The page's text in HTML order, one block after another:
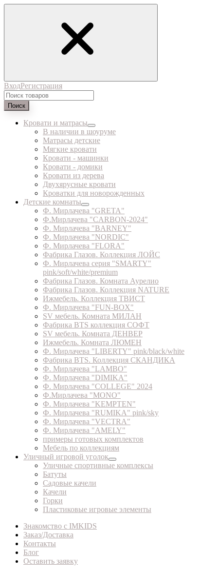
ВходРегистрация
Поиск
Кровати и матрасы
В наличии в шоуруме
Матрасы детские
Мягкие кровати
Кровати - машинки
Кровати - домики
Кровати из дерева
Двухярусные кровати
Кроватки для новорожденных
Детские комнаты
Ф. Мирлачева "GRETA"
Ф.Мирлачева "CARBON-2024"
Ф. Мирлачева "BARNEY"
Ф. Мирлачева "NORDIC"
Ф. Мирлачева "FLORA"
Фабрика Глазов. Коллекция ЛОЙС
Ф. Мирлачева серия "SMARTY"
pink/soft/white/premium
Фабрика Глазов. Комната Аурелио
Фабрика Глазов. Коллекция NATURE
Ижмебель. Коллекция ТВИСТ
Ф. Мирлачева "FUN-BOX"
SV мебель. Комната МИЛАН
Фабрика BTS коллекция СОФТ
SV мебель. Комната ДЕНВЕР
Ижмебель. Комната ЛЮМЕН
Ф. Мирлачева "LIBERTY" pink/black/white
Фабрика BTS. Коллекция СКАНДИКА
Ф. Мирлачева "LAMBO"
Ф. Мирлачева "DIMIKA"
Ф. Мирлачева "COLLEGE" 2024
Ф.Мирлачева "MONO"
Ф. Мирлачева "KEMPTEN"
Ф. Мирлачева "RUMIKA" pink/sky
Ф. Мирлачева "VECTRA"
Ф. Мирлачева "AMELY"
примеры готовых комплектов
Мебель по коллекциям
Уличный игровой уголок
Уличные спортивные комплексы
Батуты
Садовые качели
Качели
Горки
Пластиковые игровые элементы
Знакомство с IMKIDS
Заказ/Доставка
Контакты
Блог
Оставить заявку